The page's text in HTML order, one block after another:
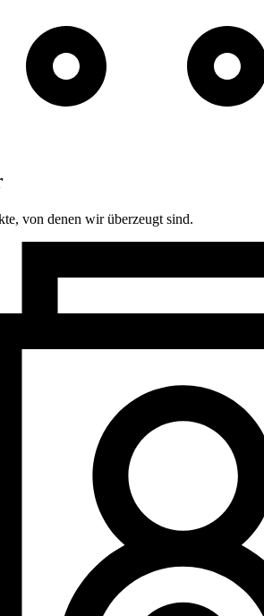
von denen wir überzeugt sind.